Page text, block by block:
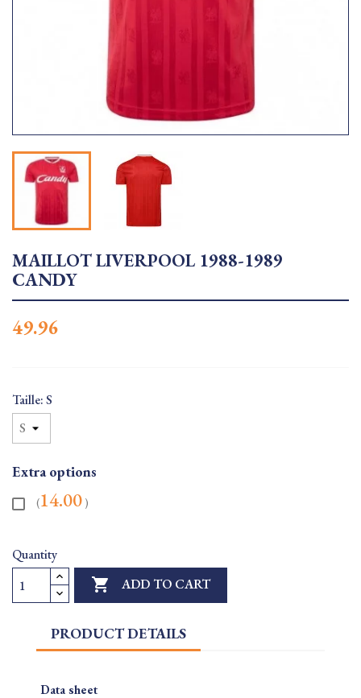
MAILLOT LIVERPOOL 1988-1989
CANDY
49.96
Taille: S
Extra options
(14.00 )
Quantity
 ADD TO CART
PRODUCT DETAILS
Data sheet